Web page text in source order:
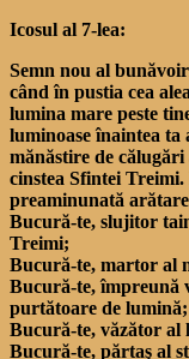
Icosul al 7-lea:
Semn nou al
când în pustia cea
lumina mare peste
luminoase înaintea
mănăstire de călugări
cinstea Sfintei
preaminunată
Bucură-te, slujitor
Treimi;
Bucură-te, martor al
Bucură-te, împreună
purtătoare de lumină;
Bucură-te, văzător al
Bucură-te, părtaş al